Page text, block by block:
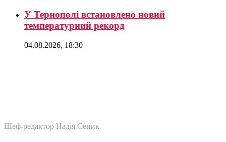
У Тернополі встановлено новий
температурний рекорд
04.08.2026, 18:30
Шеф-редактор Надія Сеник